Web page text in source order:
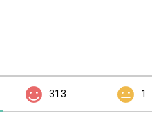
313 1